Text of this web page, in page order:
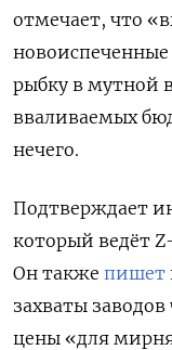
отмечает, что
рыбку в мутной
вваливаемых
нечего.
Подтверждает
который ведёт
Он также пишет
захваты
цены «для